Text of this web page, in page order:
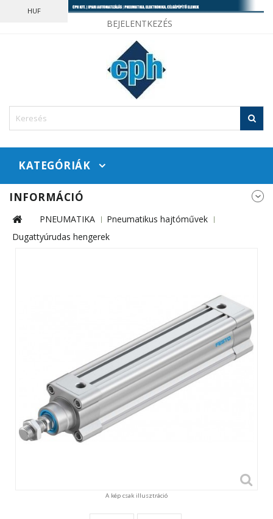
BEJELENTKEZÉS
HUF
KATEGÓRIÁK
INFORMÁCIÓ
PNEUMATIKA
Pneumatikus hajtóművek
Dugattyúrudas hengerek
A kép csak illusztráció